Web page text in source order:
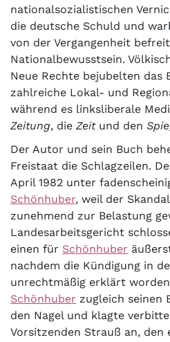
nationalsozialistischen
die deutsche Schuld und
von der Vergangenheit
Nationalbewusstsein.
Neue Rechte bejubelten das
zahlreiche Lokal- und
während es linksliberale
Zeitung, die Zeitund den
Der Autor und sein Buch
Freistaat die Schlagzeilen.
April 1982 unter
Schönhuber, weil der
zunehmend zur Belastung
Landesarbeitsgericht
einen für Schönhuber
nachdem die Kündigung in
unrechtmäßig erklärt
Schönhuber zugleich seinen
den Nagel und klagte
Vorsitzenden Strauß an, den